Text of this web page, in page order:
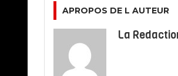
APROPOS DE L AUTEUR
La